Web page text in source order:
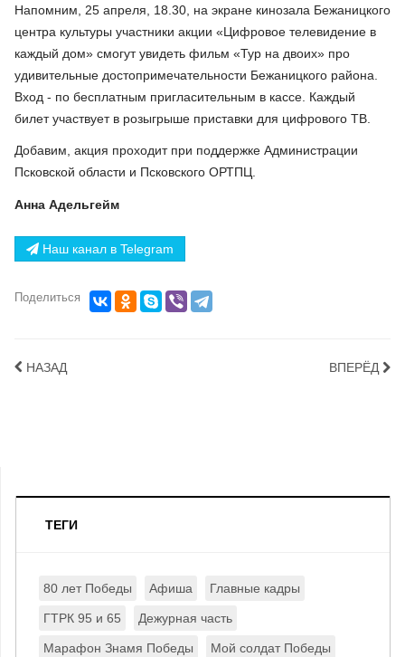
Напомним, 25 апреля, 18.30, на экране кинозала Бежаницкого
центра культуры участники акции «Цифровое телевидение в
каждый дом» смогут увидеть фильм «Тур на двоих» про
удивительные достопримечательности Бежаницкого района.
Вход - по бесплатным пригласительным в кассе. Каждый
билет участвует в розыгрыше приставки для цифрового ТВ.
Добавим, акция проходит при поддержке Администрации
Псковской области и Псковского ОРТПЦ.
Анна Адельгейм
Наш канал в Telegram
Поделиться
НАЗАД ВПЕРЁД
ТЕГИ
80 лет Победы Афиша Главные кадры
ГТРК 95 и 65 Дежурная часть
Марафон Знамя Победы Мой солдат Победы